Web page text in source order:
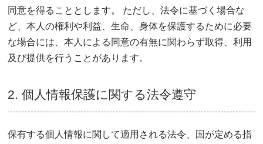
同意を得ることとします。 ただし、法令に基づく場合な
ど、本人の権利や利益、生命、身体を保護するために必要
な場合には、本人による同意の有無に関わらず取得、利用
及び提供を行うことがあります。
2. 個人情報保護に関する法令遵守
保有する個人情報に関して適用される法令、国が定める指